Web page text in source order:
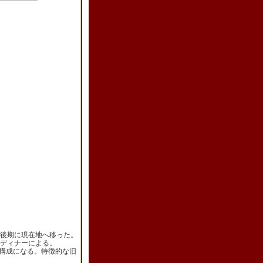
期に現在地へ移った。
ィナーによる。
成になる。特徴的な旧